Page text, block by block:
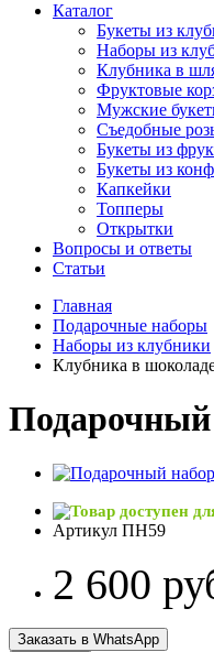
Каталог
Букеты из
Наборы из
Клубника в
Фруктовые
Мужские
Съедобные
Букеты из
Букеты из
Капкейки
Топперы
Открытки
Вопросы и ответы
Статьи
Главная
Подарочные наборы
Наборы из клубники
Клубника в
Артикул ПН59
2 600
Заказать в WhatsApp